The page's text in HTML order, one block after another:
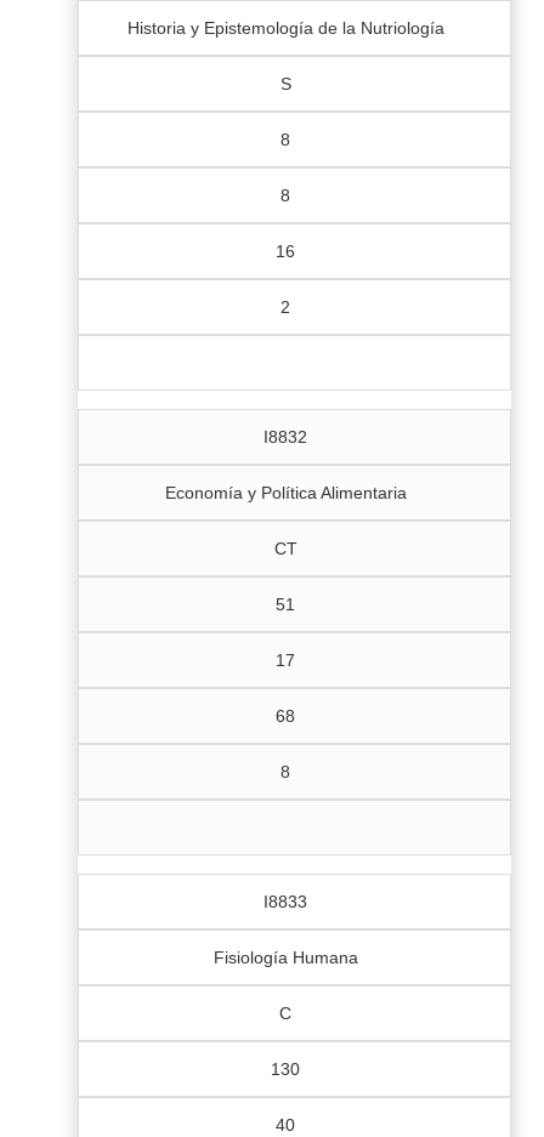
Historia y Epistemología de la Nutriología
S
8
8
16
2
I8832
Economía y Política Alimentaria
CT
51
17
68
8
I8833
Fisiología Humana
C
130
40